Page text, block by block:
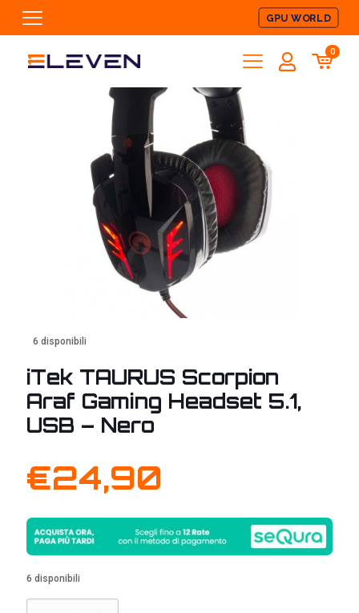
GPU WORLD
0
6 disponibili
iTek TAURUS Scorpion
Araf Gaming Headset 5.1,
USB – Nero
€24,90
6 disponibili